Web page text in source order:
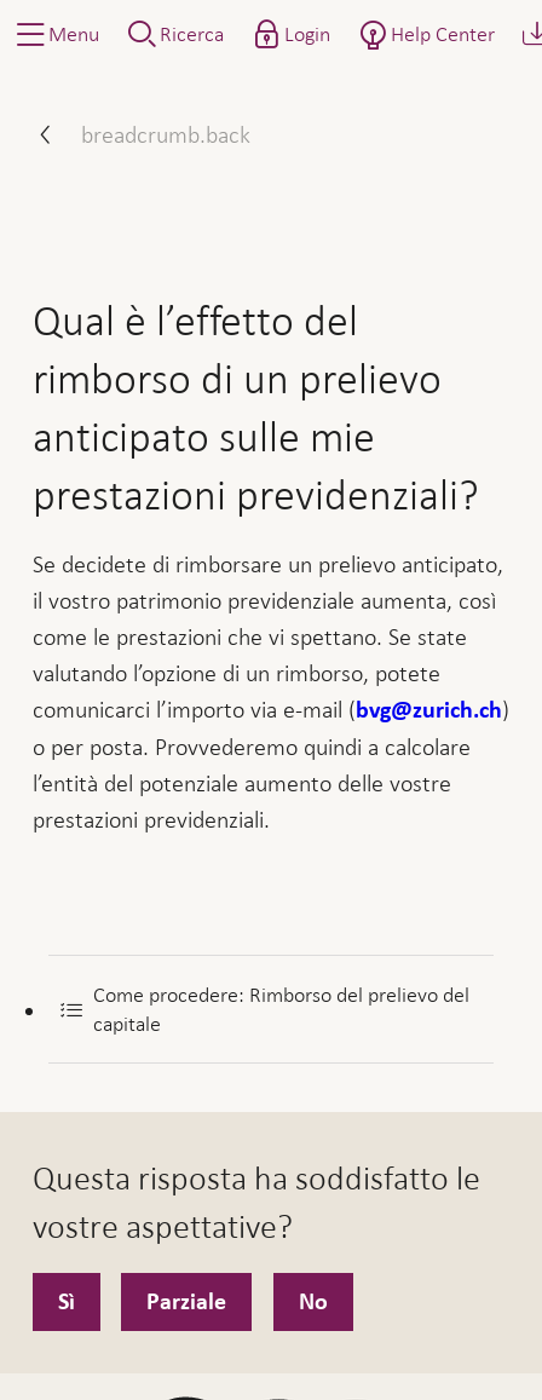
Menu Ricerca Login Help Center
breadcrumb.back
Qual è l’effetto del
rimborso di un prelievo
anticipato sulle mie
prestazioni previdenziali?
Se decidete di rimborsare un prelievo anticipato,
il vostro patrimonio previdenziale aumenta, così
come le prestazioni che vi spettano. Se state
valutando l’opzione di un rimborso, potete
comunicarci l’importo via e-mail ( bvg@zurich.ch)
o per posta. Provvederemo quindi a calcolare
l’entità del potenziale aumento delle vostre
prestazioni previdenziali.
Come procedere: Rimborso del prelievo del
capitale
Questa risposta ha soddisfatto le
vostre aspettative?
Sì Parziale No